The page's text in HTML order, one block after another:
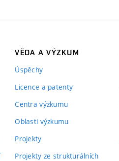
VĚDA A VÝZKUM
Úspěchy
Licence a patenty
Centra výzkumu
Oblasti výzkumu
Projekty
Projekty ze strukturálních